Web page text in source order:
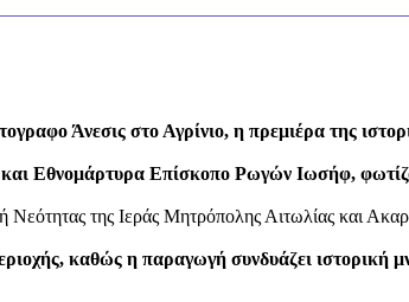
Άνεσις στο Αγρίνιο, η πρεμιέρα της
Εθνομάρτυρα Επίσκοπο Ρωγών Ιωσήφ,
Νεότητας της Ιεράς Μητρόπολης Αιτωλίας και
καθώς η παραγωγή συνδυάζει ιστορική